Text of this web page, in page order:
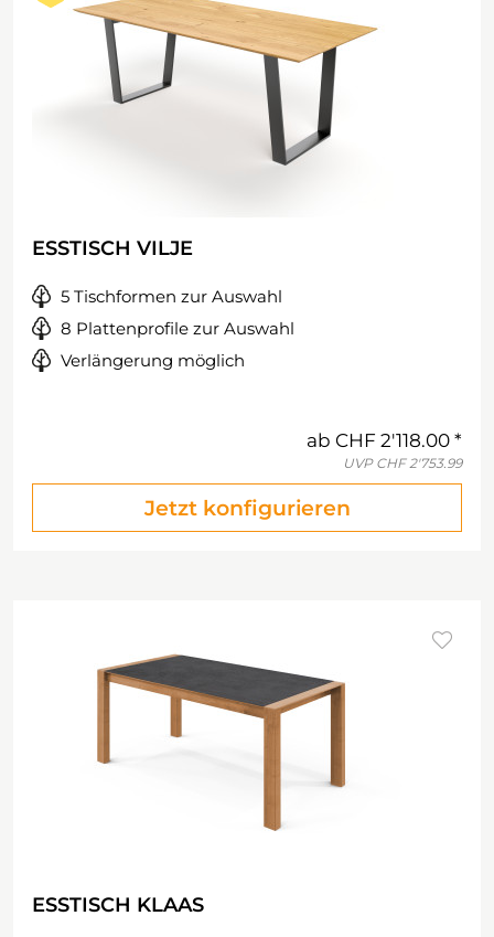
ESSTISCH VILJE
5 Tischformen zur Auswahl
8 Plattenprofile zur Auswahl
Verlängerung möglich
ab CHF 2'118.00
UVP CHF 2'753.99
Jetzt konfigurieren
ESSTISCH KLAAS